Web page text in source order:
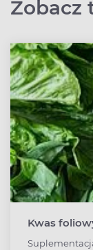
Zobacz
Kwas